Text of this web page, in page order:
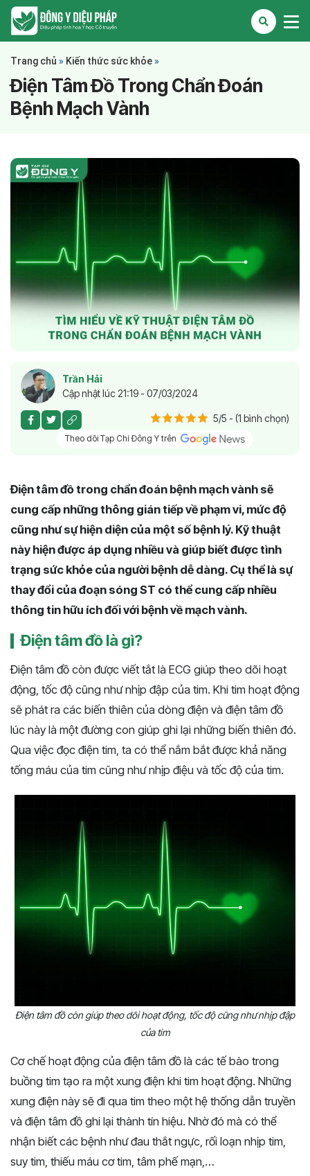
Trang chủ » Kiến thức sức khỏe »
Điện Tâm Đồ Trong Chẩn Đoán
Bệnh Mạch Vành
Trần Hải
Cập nhật lúc 21:19 - 07/03/2024
5/5 - (1 bình chọn)
Theo dõi Tạp Chí Đông Y trên
Điện tâm đồ trong chẩn đoán bệnh mạch vành sẽ
cung cấp những thông gián tiếp về phạm vi, mức độ
cũng như sự hiện diện của một số bệnh lý. Kỹ thuật
này hiện được áp dụng nhiều và giúp biết được tình
trạng sức khỏe của người bệnh dễ dàng. Cụ thể là sự
thay đổi của đoạn sóng ST có thể cung cấp nhiều
thông tin hữu ích đối với bệnh về mạch vành.
Điện tâm đồ là gì?
Điện tâm đồ còn được viết tắt là ECG giúp theo dõi hoạt
động, tốc độ cũng như nhịp đập của tim. Khi tim hoạt động
sẽ phát ra các biến thiên của dòng điện và điện tâm đồ
lúc này là một đường con giúp ghi lại những biến thiên đó.
Qua việc đọc điện tim, ta có thể nắm bắt được khả năng
tống máu của tim cũng như nhịp điệu và tốc độ của tim.
Điện tâm đồ còn giúp theo dõi hoạt động, tốc độ cũng như nhịp đập
của tim
Cơ chế hoạt động của điện tâm đồ là các tế bào trong
buồng tim tạo ra một xung điện khi tim hoạt động. Những
xung điện này sẽ đi qua tim theo một hệ thống dẫn truyền
và điện tâm đồ ghi lại thành tín hiệu. Nhờ đó mà có thể
nhận biết các bệnh như đau thắt ngực, rối loạn nhịp tim,
suy tim, thiếu máu cơ tim, tâm phế mạn,…